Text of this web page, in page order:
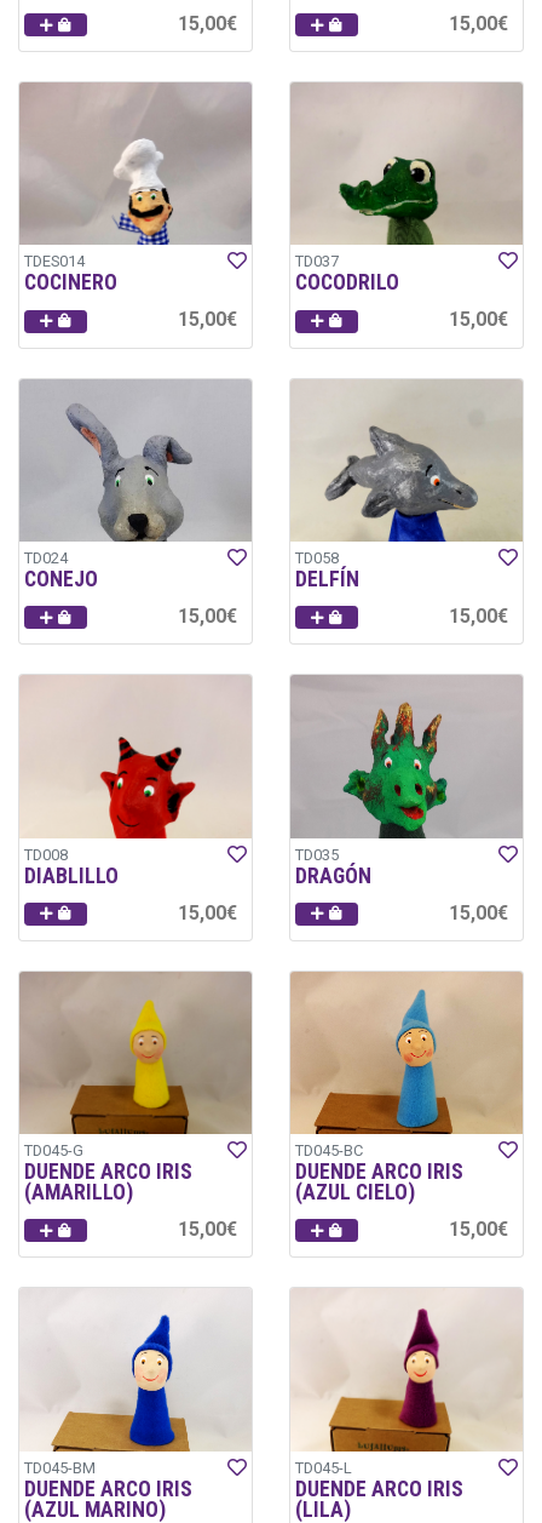
15,00€ 15,00€
TDES014
COCINERO
15,00€
TD037
COCODRILO
15,00€
TD024
CONEJO
15,00€
TD058
DELFÍN
15,00€
TD008
DIABLILLO
15,00€
TD035
DRAGÓN
15,00€
TD045-G
DUENDE ARCO IRIS
(AMARILLO)
15,00€
TD045-BC
DUENDE ARCO IRIS
(AZUL CIELO)
15,00€
TD045-BM
DUENDE ARCO IRIS
(AZUL MARINO)
TD045-L
DUENDE ARCO IRIS
(LILA)